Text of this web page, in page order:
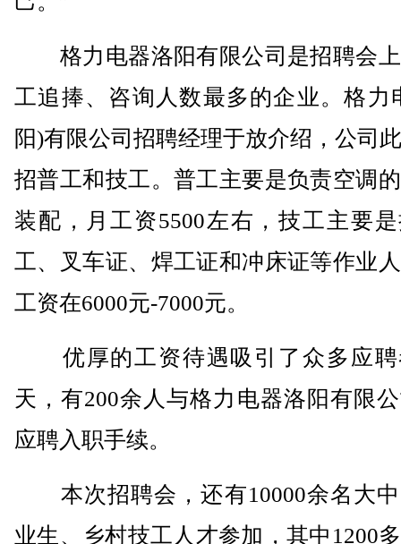
格力电器洛阳有限公司是招聘会
工追捧、咨询人数最多的企业。格力
阳)有限公司招聘经理于放介绍，公司
招普工和技工。普工主要是负责空调
装配，月工资5500左右，技工主要
工、叉车证、焊工证和冲床证等作业
工资在6000元-7000元。
优厚的工资待遇吸引了众多应聘
天，有200余人与格力电器洛阳有限
应聘入职手续。
本次招聘会，还有10000余名大中
业生、乡村技工人才参加，其中1200